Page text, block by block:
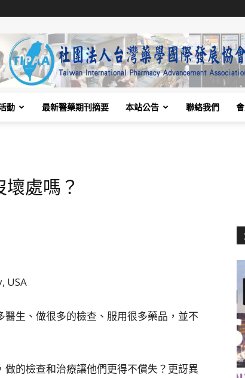
動 最新醫藥期刊摘要 本站公告 聯絡我們
處嗎？
USA
生、做很多的檢查、服用很多藥品，並不
的檢查和治療讓他們更得不償失？更訝異